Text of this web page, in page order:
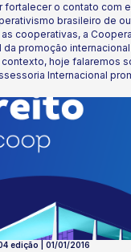
fortalecer o contato com
brasileiro de
cooperativas, a
da promoção
hoje falaremos
Internacional
edição | 01/01/2016